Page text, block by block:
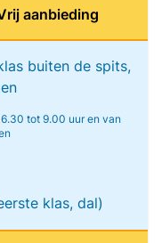
aanbieding
buiten de spits,
tot 9.00 uur en van
klas, dal)